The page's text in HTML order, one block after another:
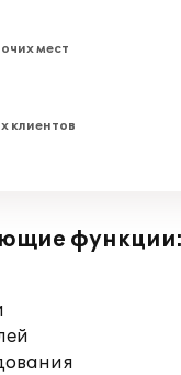
мест
клиентов
функции: